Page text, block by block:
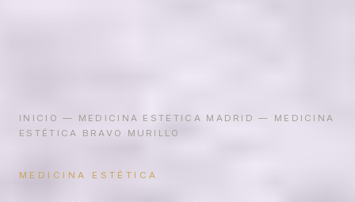
INICIO — MEDICINA ESTETICA MADRID — MEDICINA
ESTÉTICA BRAVO MURILLO
MEDICINA ESTÉTICA